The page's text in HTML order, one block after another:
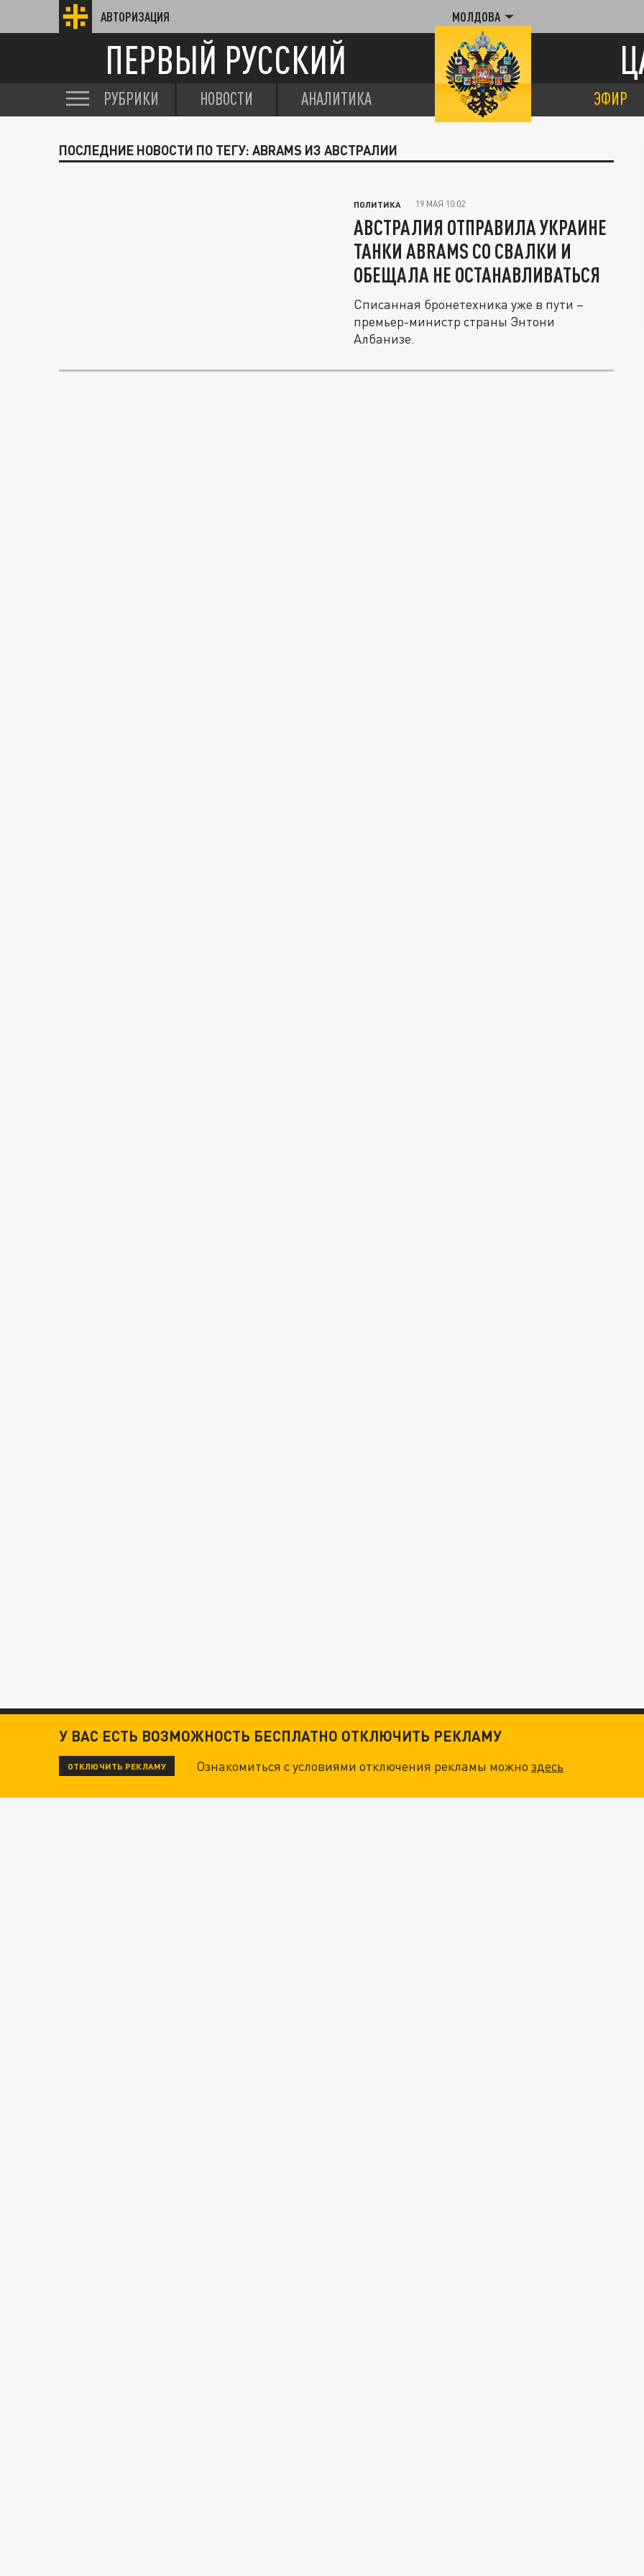
АВТОРИЗАЦИЯ МОЛДОВА
ПЕРВЫЙ РУССКИЙ
РУБРИКИ НОВОСТИ АНАЛИТИКА ЭФИР
ПОСЛЕДНИЕ НОВОСТИ ПО ТЕГУ: ABRAMS ИЗ АВСТРАЛИИ
ПОЛИТИКА 19 МАЯ 10:02
АВСТРАЛИЯ ОТПРАВИЛА УКРАИНЕ
ТАНКИ ABRAMS СО СВАЛКИ И
ОБЕЩАЛА НЕ ОСТАНАВЛИВАТЬСЯ
Списанная бронетехника уже в пути –
премьер-министр страны Энтони
Албанизе.
У ВАС ЕСТЬ ВОЗМОЖНОСТЬ БЕСПЛАТНО ОТКЛЮЧИТЬ РЕКЛАМУ
ОТКЛЮЧИТЬ РЕКЛАМУ Ознакомиться с условиями отключения рекламы можноздесь